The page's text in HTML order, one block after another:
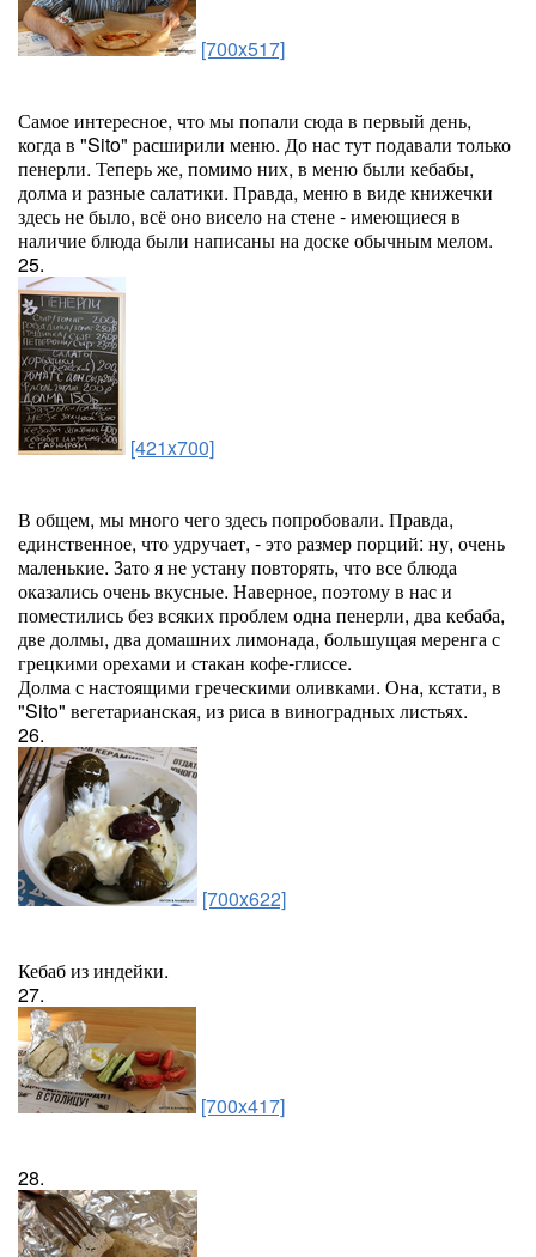
[700x517]
Самое интересное, что мы попали сюда в первый день,
когда в "Sito" расширили меню. До нас тут подавали только
пенерли. Теперь же, помимо них, в меню были кебабы,
долма и разные салатики. Правда, меню в виде книжечки
здесь не было, всё оно висело на стене - имеющиеся в
наличие блюда были написаны на доске обычным мелом.
25.
[421x700]
В общем, мы много чего здесь попробовали. Правда,
единственное, что удручает, - это размер порций: ну, очень
маленькие. Зато я не устану повторять, что все блюда
оказались очень вкусные. Наверное, поэтому в нас и
поместились без всяких проблем одна пенерли, два кебаба,
две долмы, два домашних лимонада, большущая меренга с
грецкими орехами и стакан кофе-глиссе.
Долма с настоящими греческими оливками. Она, кстати, в
"Sito" вегетарианская, из риса в виноградных листьях.
26.
[700x622]
Кебаб из индейки.
27.
[700x417]
28.